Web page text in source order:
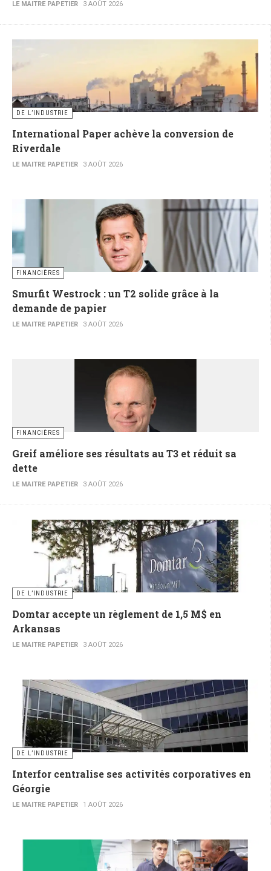
LE MAITRE PAPETIER 3 AOÛT 2026
DE L’INDUSTRIE
International Paper achève la conversion de
Riverdale
LE MAITRE PAPETIER 3 AOÛT 2026
FINANCIÈRES
Smurfit Westrock : un T2 solide grâce à la
demande de papier
LE MAITRE PAPETIER 3 AOÛT 2026
FINANCIÈRES
Greif améliore ses résultats au T3 et réduit sa
dette
LE MAITRE PAPETIER 3 AOÛT 2026
DE L’INDUSTRIE
Domtar accepte un règlement de 1,5 M$ en
Arkansas
LE MAITRE PAPETIER 3 AOÛT 2026
DE L’INDUSTRIE
Interfor centralise ses activités corporatives en
Géorgie
LE MAITRE PAPETIER 1 AOÛT 2026